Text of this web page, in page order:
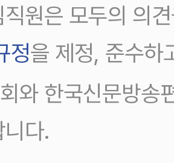
직원은 모두의 의
정을 제정, 준수하
와 한국신문방송
다.